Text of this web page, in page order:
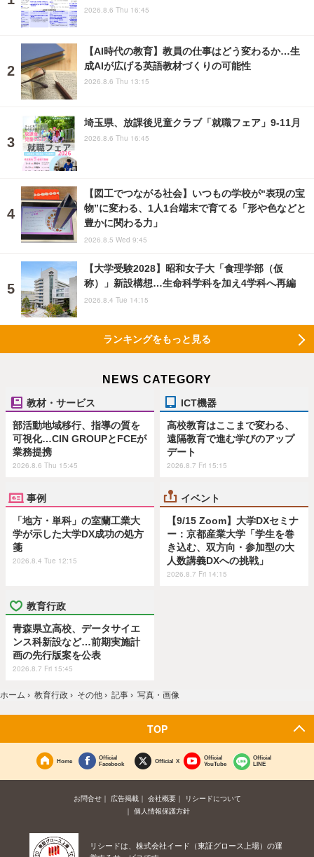
2026.8.6 Thu 16:45
【AI時代の教育】教員の仕事はどう変わるか…生
成AIが広げる英語教材づくりの可能性
2026.8.6 Thu 13:15
埼玉県、放課後児童クラブ「就職フェア」9-11月
2026.8.6 Thu 16:45
【図工でつながる社会】いつもの学校が“表現の宝
物”に変わる、1人1台端末で育てる「形や色などと
豊かに関わる力」
2026.8.5 Wed 9:45
【大学受験2028】昭和女子大「食理学部（仮
称）」新設構想…生命科学科を加え4学科へ再編
2026.8.4 Tue 14:15
ランキングをもっと見る
NEWS CATEGORY
教材・サービス
部活動地域移行、指導の質を
可視化…CIN GROUPとFCEが
業務提携
2026.8.6 Thu 15:45
ICT機器
高校教育はここまで変わる、
遠隔教育で進む学びのアップ
デート
2026.8.7 Fri 15:15
事例
「地方・単科」の室蘭工業大
学が示した大学DX成功の処方
箋
2026.8.4 Tue 12:15
イベント
【9/15 Zoom】大学DXセミナ
ー：京都産業大学「学生を巻
き込む、双方向・参加型の大
人数講義DXへの挑戦」
2026.8.7 Fri 14:15
教育行政
青森県立高校、データサイエ
ンス科新設など…前期実施計
画の先行版案を公表
2026.8.7 Fri 15:45
ホーム › 教育行政 › その他 › 記事 › 写真・画像
TOP
Home
Official
Facebook
Official X
Official
YouTube
Official
LINE
お問合せ 広告掲載 会社概要
リシードについて
個人情報保護方針
リシードは、株式会社イード（東証グロース上場）の運